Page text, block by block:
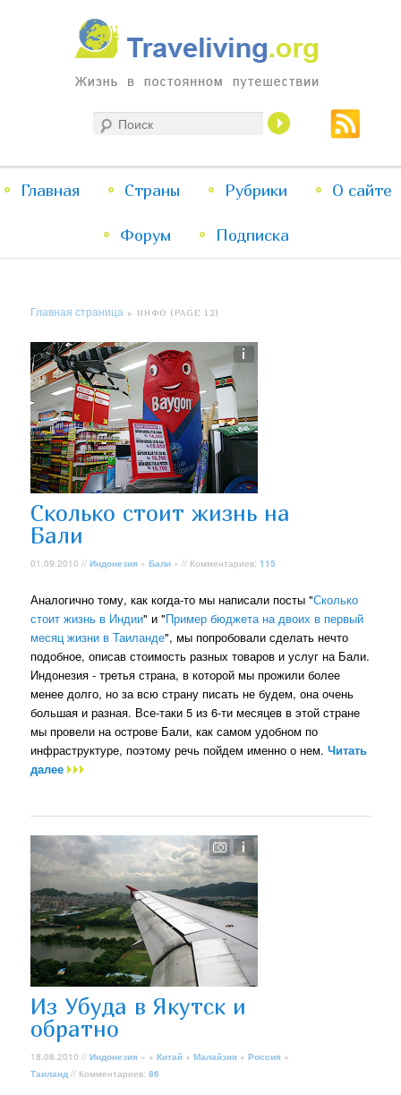
Traveliving
Жизнь в постоянном путешествии
меню
Перейти
к
Перейти
к
Главная Страны Рубрики О сайте
Форум Подписка
Главная страница » ИНФО (PAGE 12)
Сколько стоит жизнь на
Бали
01.09.2010 //Индонезия »Бали » // Комментариев:115
Аналогично тому, как когда-то мы написали посты "Сколько
стоит жизнь в Индии" и "Пример бюджета на двоих в первый
месяц жизни в Таиланде", мы попробовали сделать нечто
подобное, описав стоимость разных товаров и услуг на Бали.
Индонезия - третья страна, в которой мы прожили более
менее долго, но за всю страну писать не будем, она очень
большая и разная. Все-таки 5 из 6-ти месяцев в этой стране
мы провели на острове Бали, как самом удобном по
инфраструктуре, поэтому речь пойдем именно о нем.Читать
далее
Из Убуда в Якутск и
обратно
18.08.2010 //Индонезия » +Китай +Малайзия +Россия +
Таиланд // Комментариев:86